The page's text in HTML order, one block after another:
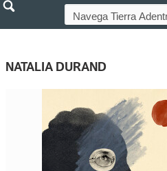
NATALIA DURAND